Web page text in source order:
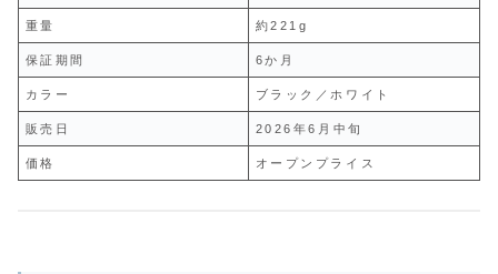
重量 約221g
保証期間 6か月
カラー ブラック／ホワイト
販売日 2026年6月中旬
価格 オープンプライス